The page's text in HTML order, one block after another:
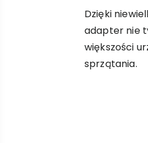
Dzięki
adapter nie
większości
sprzątania.